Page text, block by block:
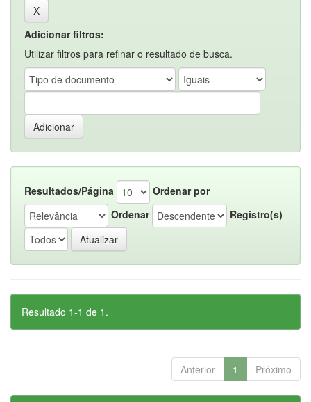
Adicionar filtros:
Utilizar filtros para refinar o resultado de busca.
Resultados/Página
Ordenar por
Ordenar
Registro(s)
Resultado 1-1 de 1.
Anterior 1 Próximo